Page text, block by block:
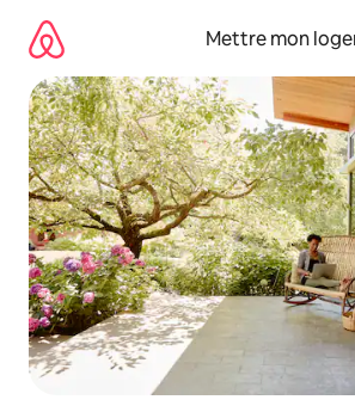
directement
contenu
Mettre mon